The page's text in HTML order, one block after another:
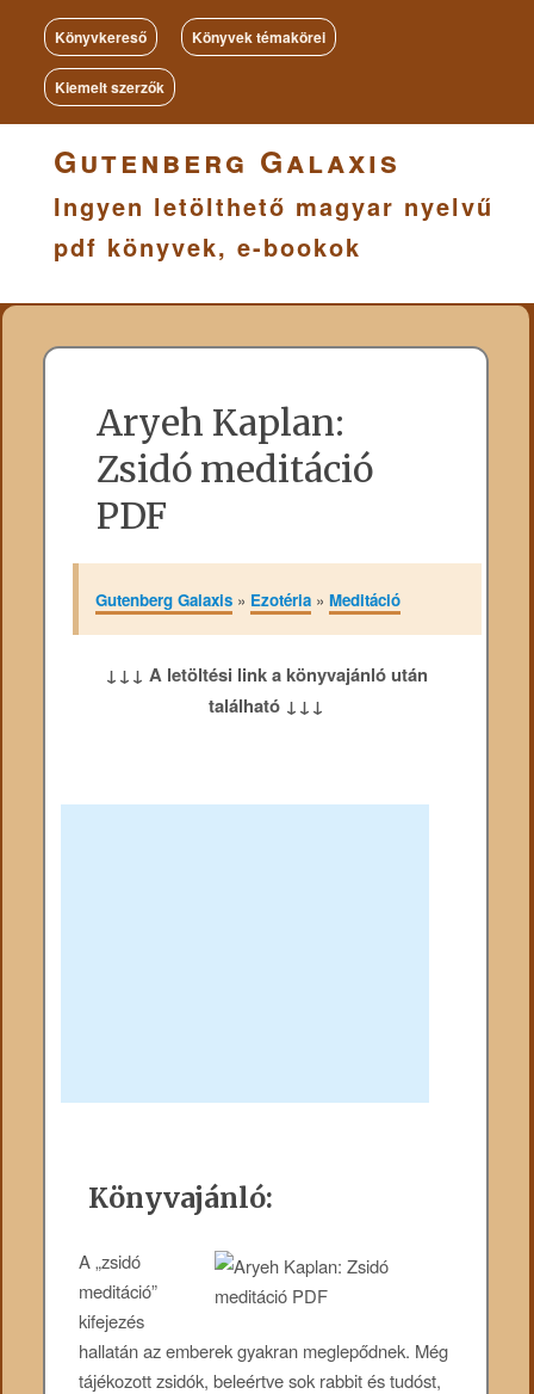
Könyvkereső Könyvek témakörei
Kiemelt szerzők
Gutenberg Galaxis
Ingyen letölthető magyar nyelvű
pdf könyvek, e-bookok
Aryeh Kaplan:
Zsidó meditáció
PDF
Gutenberg Galaxis» Ezotéria» Meditáció
↓↓↓ A letöltési link a könyvajánló után
található ↓↓↓
Könyvajánló:
A „zsidó
meditáció”
kifejezés
hallatán az emberek gyakran meglepődnek. Még
tájékozott zsidók, beleértve sok rabbit és tudóst,